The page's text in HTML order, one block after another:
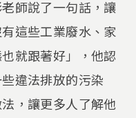
師說了一句話，讓
這些工業廢水、家
就跟著好」，他認
違法排放的污染
，讓更多人了解他